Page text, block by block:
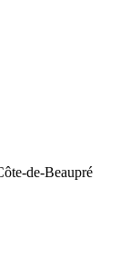
de-Beaupré